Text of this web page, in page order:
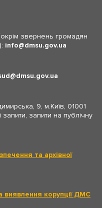
звернень громадян
info dmsu.gov.ua
dmsu.gov.ua
9, м.Київ, 01001
запити на публічну
та архівної
виявлення корупції ДМС